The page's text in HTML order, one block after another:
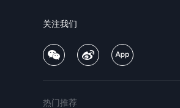
关注我们
热门推荐